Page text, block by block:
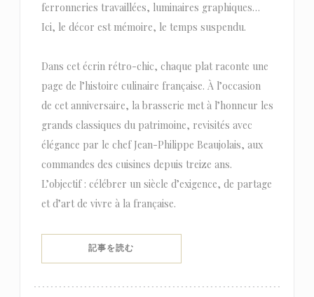
ferronneries travaillées, luminaires graphiques…
Ici, le décor est mémoire, le temps suspendu.
Dans cet écrin rétro-chic, chaque plat raconte une
page de l’histoire culinaire française. À l’occasion
de cet anniversaire, la brasserie met à l’honneur les
grands classiques du patrimoine, revisités avec
élégance par le chef Jean-Philippe Beaujolais, aux
commandes des cuisines depuis treize ans.
L’objectif : célébrer un siècle d’exigence, de partage
et d’art de vivre à la française.
記事を読む